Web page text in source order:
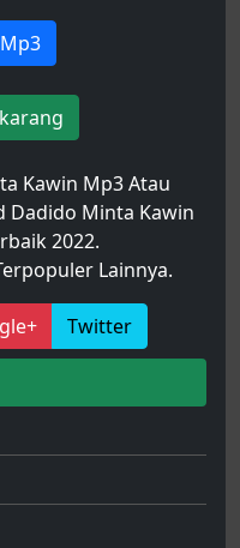
Kawin Mp3 Atau
Dadido Minta Kawin
2022.
Lainnya.
Twitter